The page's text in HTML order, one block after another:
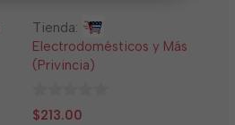
Tienda:
Electrodomésticos y Más
(Privincia)
0
$213.00